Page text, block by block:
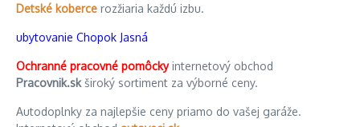
Detské koberce rozžiaria každú izbu.
ubytovanie Chopok Jasná
Ochranné pracovné pomôckyinternetový obchod
Pracovnik.skširoký sortiment za výborné ceny.
Autodoplnky za najlepšie ceny priamo do vašej garáže.